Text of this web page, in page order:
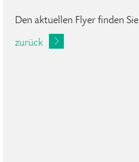
Den aktuellen Flyer finden Sie
zurück